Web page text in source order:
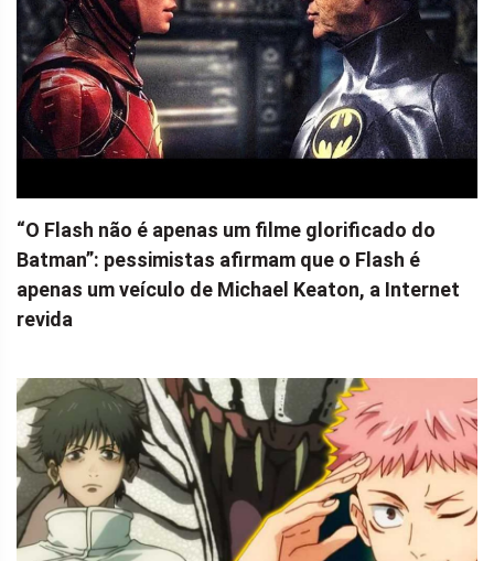
“O Flash não é apenas um filme glorificado do
Batman”: pessimistas afirmam que o Flash é
apenas um veículo de Michael Keaton, a Internet
revida